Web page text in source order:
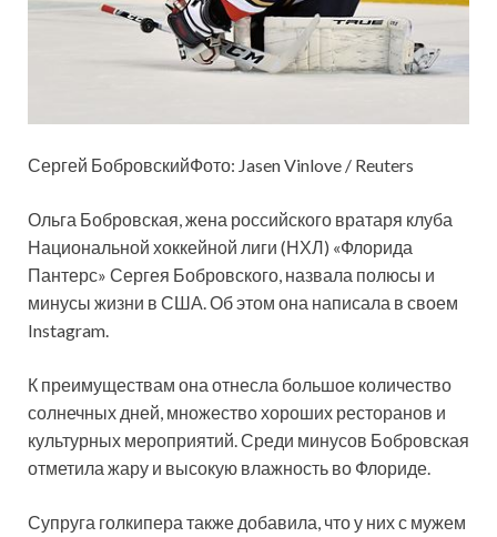
Сергей БобровскийФото: Jasen Vinlove / Reuters
Ольга Бобровская, жена российского вратаря клуба
Национальной хоккейной лиги (НХЛ) «Флорида
Пантерс» Сергея Бобровского, назвала полюсы и
минусы жизни в США. Об этом она написала в своем
Instagram.
К преимуществам она отнесла большое количество
солнечных дней, множество хороших ресторанов и
культурных мероприятий. Среди минусов Бобровская
отметила жару и высокую влажность во Флориде.
Супруга голкипера также добавила, что у них с мужем